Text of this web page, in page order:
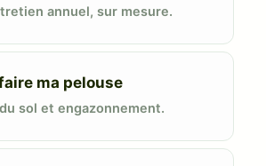
annuel, sur mesure.
ma pelouse
sol et engazonnement.